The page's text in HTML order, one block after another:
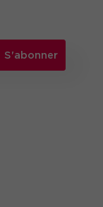
S'abonner